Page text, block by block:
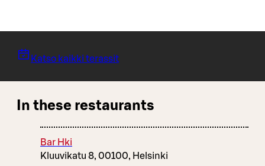
Katso kaikki terassit
In these restaurants
Bar Hki
Kluuvikatu 8, 00100, Helsinki